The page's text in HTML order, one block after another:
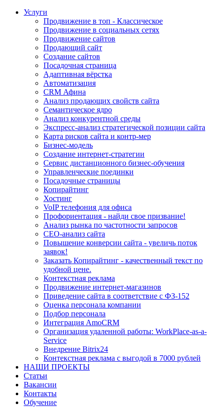
Услуги
Продвижение в топ - Классическое
Продвижение в социальных сетях
Продвижение сайтов
Продающий сайт
Создание сайтов
Посадочная страница
Адаптивная вёрстка
Автоматизация
CRM Афина
Анализ продающих свойств сайта
Семантическое ядро
Анализ конкурентной среды
Экспресс-анализ стратегической позиции сайта
Карта рисков сайта и контр-мер
Бизнес-модель
Создание интернет-стратегии
Сервис дистанционного бизнес-обучения
Управленческие поединки
Посадочные страницы
Копирайтинг
Хостинг
VoIP телефония для офиса
Профориентация - найди свое призвание!
Анализ рынка по частотности запросов
СЕО-анализ сайта
Повышение конверсии сайта - увеличь поток
заявок!
Заказать Копирайтинг - качественный текст по
удобной цене.
Контекстная реклама
Продвижение интернет-магазинов
Приведение сайта в соответствие с ФЗ-152
Оценка персонала компании
Подбор персонала
Интеграция AmoCRM
Организация удаленной работы: WorkPlace-as-a-
Service
Внедрение Bitrix24
Контекстная реклама с выгодой в 7000 рублей
НАШИ ПРОЕКТЫ
Статьи
Вакансии
Контакты
Обучение